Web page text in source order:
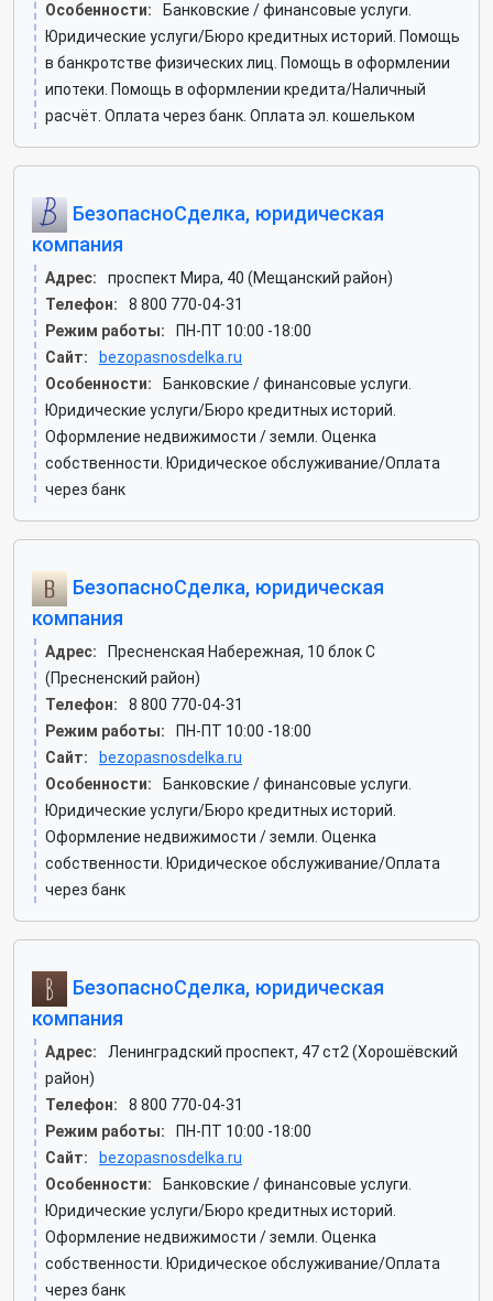
Особенности:
Банковские / финансовые услуги.
Юридические услуги/Бюро кредитных историй. Помощь
в банкротстве физических лиц. Помощь в оформлении
ипотеки. Помощь в оформлении кредита/Наличный
расчёт. Оплата через банк. Оплата эл. кошельком
БезопасноСделка, юридическая
компания
Адрес:
проспект Мира, 40 (Мещанский район)
Телефон:
8 800 770-04-31
Режим работы:
ПН-ПТ 10:00 -18:00
Сайт:
bezopasnosdelka.ru
Особенности:
Банковские / финансовые услуги.
Юридические услуги/Бюро кредитных историй.
Оформление недвижимости / земли. Оценка
собственности. Юридическое обслуживание/Оплата
через банк
БезопасноСделка, юридическая
компания
Адрес:
Пресненская Набережная, 10 блок С
(Пресненский район)
Телефон:
8 800 770-04-31
Режим работы:
ПН-ПТ 10:00 -18:00
Сайт:
bezopasnosdelka.ru
Особенности:
Банковские / финансовые услуги.
Юридические услуги/Бюро кредитных историй.
Оформление недвижимости / земли. Оценка
собственности. Юридическое обслуживание/Оплата
через банк
БезопасноСделка, юридическая
компания
Адрес:
Ленинградский проспект, 47 ст2 (Хорошёвский
район)
Телефон:
8 800 770-04-31
Режим работы:
ПН-ПТ 10:00 -18:00
Сайт:
bezopasnosdelka.ru
Особенности:
Банковские / финансовые услуги.
Юридические услуги/Бюро кредитных историй.
Оформление недвижимости / земли. Оценка
собственности. Юридическое обслуживание/Оплата
через банк